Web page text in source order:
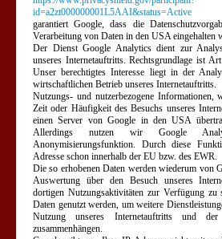
id=a2zt000000001L5AAI&status=Active
garantiert Google, dass die
Verarbeitung von Daten in den USA eingehalten
Der Dienst Google Analytics dient zur
unseres Internetauftritts. Rechtsgrundlage ist
Unser berechtigtes Interesse liegt in der
wirtschaftlichen Betrieb unseres Internetauftritts.
Nutzungs- und nutzerbezogene Informationen,
Zeit oder Häufigkeit des Besuchs unseres
einen Server von Google in den USA
Allerdings nutzen wir Google
Anonymisierungsfunktion. Durch diese
Adresse schon innerhalb der EU bzw. des EWR.
Die so erhobenen Daten werden wiederum von
Auswertung über den Besuch unseres
dortigen Nutzungsaktivitäten zur Verfügung zu
Daten genutzt werden, um weitere
Nutzung unseres Internetauftritts und
zusammenhängen.